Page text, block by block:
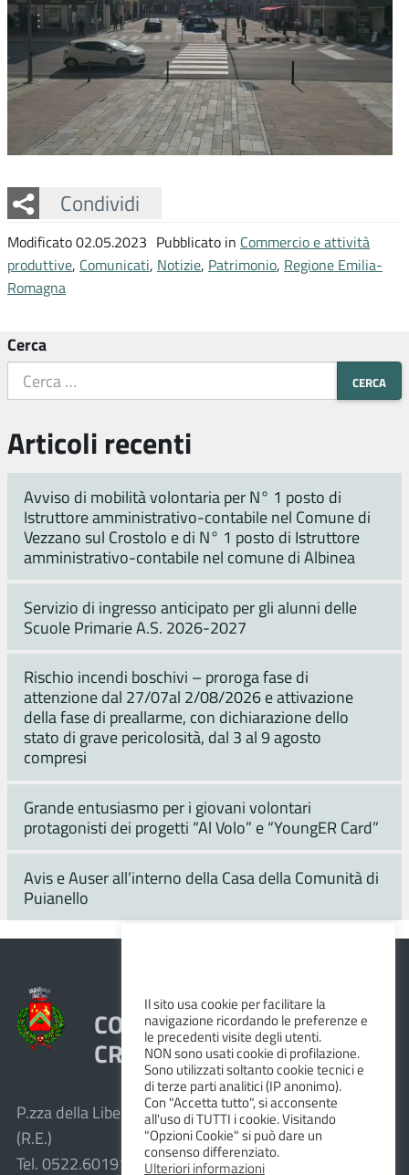
Condividi
Facebook
Twitter
Whatsapp
Modificato 02.05.2023 Pubblicato in Commercio e attività
produttive, Comunicati, Notizie, Patrimonio, Regione Emilia-
Romagna
Cerca
Articoli recenti
Avviso di mobilità volontaria per N° 1 posto di
Istruttore amministrativo-contabile nel Comune di
Vezzano sul Crostolo e di N° 1 posto di Istruttore
amministrativo-contabile nel comune di Albinea
Servizio di ingresso anticipato per gli alunni delle
Scuole Primarie A.S. 2026-2027
Rischio incendi boschivi – proroga fase di
attenzione dal 27/07al 2/08/2026 e attivazione
della fase di preallarme, con dichiarazione dello
stato di grave pericolosità, dal 3 al 9 agosto
compresi
Grande entusiasmo per i giovani volontari
protagonisti dei progetti “Al Volo” e “YoungER Card”
Avis e Auser all’interno della Casa della Comunità di
Puianello
COMUNE DI VEZZANO SUL
CROSTOLO
P.zza della Libertà, 1 – 42030 Vezzano sul Crostolo
(R.E.)
Tel. 0522.601911 – Fax 0522.601947
Il sito usa cookie per facilitare la
navigazione ricordando le preferenze e
le precedenti visite degli utenti.
NON sono usati cookie di profilazione.
Sono utilizzati soltanto cookie tecnici e
di terze parti analitici (IP anonimo).
Con "Accetta tutto", si acconsente
all'uso di TUTTI i cookie. Visitando
"Opzioni Cookie" si può dare un
consenso differenziato.
Ulteriori informazioni